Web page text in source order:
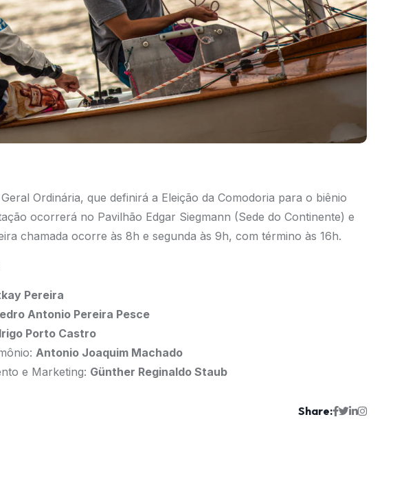
Ordinária, que definirá a Eleição da Comodoria para o biênio
ocorrerá no Pavilhão Edgar Siegmann (Sede do Continente) e
chamada ocorre às 8h e segunda às 9h, com término às 16h.
Pereira
Antonio Pereira Pesce
Porto Castro
Antonio Joaquim Machado
e Marketing: Günther Reginaldo Staub
Share: